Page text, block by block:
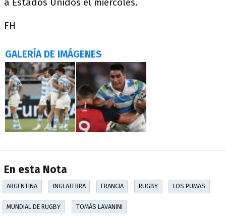
FH
GALERÍA DE IMÁGENES
En esta Nota
ARGENTINA INGLATERRA FRANCIA RUGBY LOS PUMAS
MUNDIAL DE RUGBY TOMÁS LAVANINI